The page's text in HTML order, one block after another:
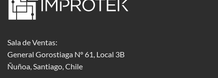
Sala de Ventas:
General Gorostiaga Nº 61, Local 3B
Ñuñoa, Santiago, Chile